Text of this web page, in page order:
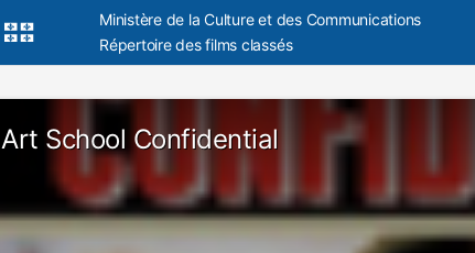
Ministère de la Culture et des Communications
Répertoire des films classés
Art School Confidential